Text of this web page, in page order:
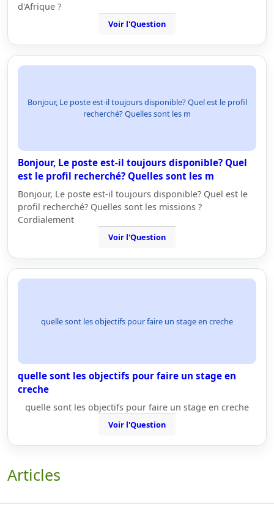
d'Afrique ?
Voir l'Question
Bonjour, Le poste est-il toujours disponible? Quel est le profil
recherché? Quelles sont les m
Bonjour, Le poste est-il toujours disponible? Quel
est le profil recherché? Quelles sont les m
Bonjour, Le poste est-il toujours disponible? Quel est le
profil recherché? Quelles sont les missions ?
Cordialement
Voir l'Question
quelle sont les objectifs pour faire un stage en creche
quelle sont les objectifs pour faire un stage en
creche
quelle sont les objectifs pour faire un stage en creche
Voir l'Question
Articles